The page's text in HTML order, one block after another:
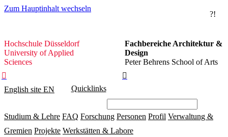
Zum Hauptinhalt wechseln
?!
Hochschule
Düsseldorf
Hochschule Düsseldorf
University of Applied
Sciences
Fachbereiche Architektur &
Design
Peter Behrens School of Arts


English site EN Quicklinks
Studium & Lehre FAQ Forschung Personen Profil Verwaltung &
Gremien Projekte Werkstätten & Labore